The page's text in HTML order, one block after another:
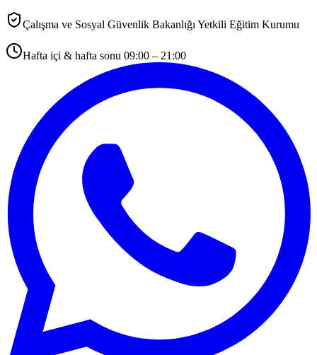
Çalışma ve Sosyal Güvenlik Bakanlığı Yetkili Eğitim Kurumu
Hafta içi & hafta sonu 09:00 – 21:00